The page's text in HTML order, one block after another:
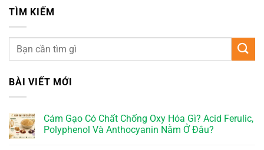
TÌM KIẾM
BÀI VIẾT MỚI
Cám Gạo Có Chất Chống Oxy Hóa Gì? Acid Ferulic,
Polyphenol Và Anthocyanin Nằm Ở Đâu?